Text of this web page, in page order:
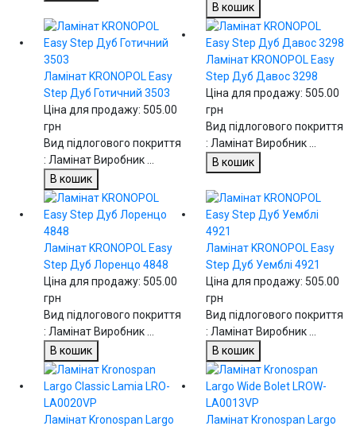
В кошик
Ламінат KRONOPOL Easy
Step Дуб Готичний 3503
Ціна для продажу: 505.00
грн
Вид підлогового покриття
: Ламінат Виробник ...
В кошик
Ламінат KRONOPOL Easy
Step Дуб Давос 3298
Ціна для продажу: 505.00
грн
Вид підлогового покриття
: Ламінат Виробник ...
В кошик
Ламінат KRONOPOL Easy
Step Дуб Лоренцо 4848
Ціна для продажу: 505.00
грн
Вид підлогового покриття
: Ламінат Виробник ...
В кошик
Ламінат KRONOPOL Easy
Step Дуб Уемблі 4921
Ціна для продажу: 505.00
грн
Вид підлогового покриття
: Ламінат Виробник ...
В кошик
Ламінат Kronospan Largo Ламінат Kronospan Largo